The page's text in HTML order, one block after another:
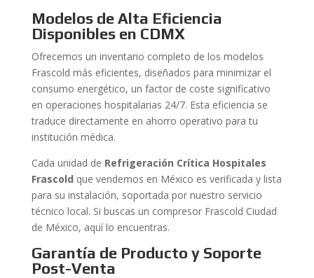
Modelos de Alta Eficiencia
Disponibles en CDMX
Ofrecemos un inventario completo de los modelos
Frascold más eficientes, diseñados para minimizar el
consumo energético, un factor de coste significativo
en operaciones hospitalarias 24/7. Esta eficiencia se
traduce directamente en ahorro operativo para tu
institución médica.
Cada unidad de Refrigeración Crítica Hospitales
Frascold que vendemos en México es verificada y lista
para su instalación, soportada por nuestro servicio
técnico local. Si buscas un compresor Frascold Ciudad
de México, aquí lo encuentras.
Garantía de Producto y Soporte
Post-Venta